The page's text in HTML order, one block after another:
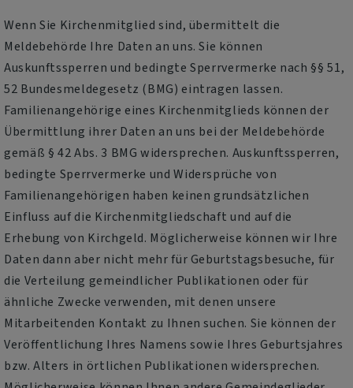
Wenn Sie Kirchenmitglied sind, übermittelt die
Meldebehörde Ihre Daten an uns. Sie können
Auskunftssperren und bedingte Sperrvermerke nach §§ 51,
52 Bundesmeldegesetz (BMG) eintragen lassen.
Familienangehörige eines Kirchenmitglieds können der
Übermittlung ihrer Daten an uns bei der Meldebehörde
gemäß § 42 Abs. 3 BMG widersprechen. Auskunftssperren,
bedingte Sperrvermerke und Widersprüche von
Familienangehörigen haben keinen grundsätzlichen
Einfluss auf die Kirchenmitgliedschaft und auf die
Erhebung von Kirchgeld. Möglicherweise können wir Ihre
Daten dann aber nicht mehr für Geburtstagsbesuche, für
die Verteilung gemeindlicher Publikationen oder für
ähnliche Zwecke verwenden, mit denen unsere
Mitarbeitenden Kontakt zu Ihnen suchen. Sie können der
Veröffentlichung Ihres Namens sowie Ihres Geburtsjahres
bzw. Alters in örtlichen Publikationen widersprechen.